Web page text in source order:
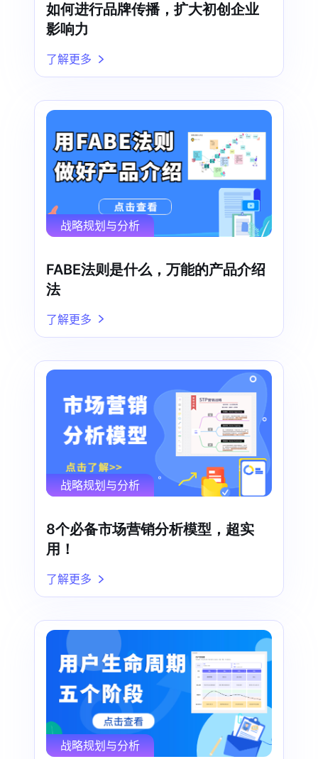
如何进行品牌传播，扩大初创企业
影响力
了解更多
战略规划与分析
FABE法则是什么，万能的产品介绍
法
了解更多
战略规划与分析
8个必备市场营销分析模型，超实
用！
了解更多
战略规划与分析